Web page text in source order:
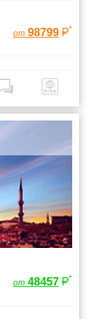
от 98799 *
от 48457 *